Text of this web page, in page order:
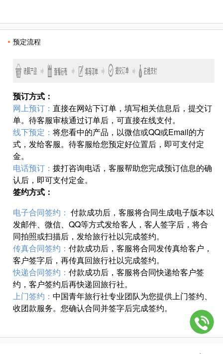
预定流程
预订方式：
网上预订：直接在网站下订单，填写相关信息后，提交订
单。待客服审核通过订单后，可直接在线支付。
线下预定：将您看中的产品，以微信或QQ或Email的方
式，发给客服。待客服给您预定好位置后，即可支付定
金。
电话预订：拨打咨询电话，客服帮助您完成预订信息的确
认后，即可支付定金。
签约方式：
电子合同签约： 付款成功后，客服将合同生成电子版本以
发邮件、微信、QQ等方式发给客人，客人签字后，将合
同拍照或扫描后，发给旅行社以完成签约。
传真合同签约：付款成功后，客服将合同发传真给客户，
客户签字后，再传真回旅行社以完成签约。
快递合同签约：付款成功后，客服将合同快递给客户签
约，客户签约后再快递回旅行社。
上门签约：中国青年旅行社专业团队为您提供上门签约、
收团款服务。您确认合同并签字后完成签约。